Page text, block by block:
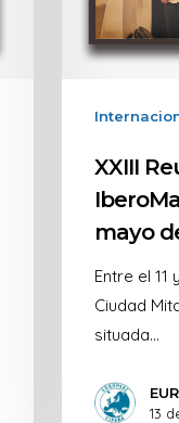
XXIII
mayo
Entre el 11
Ciudad
situada…
13